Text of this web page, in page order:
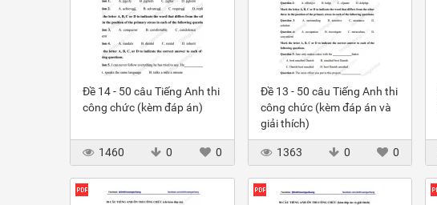
Đề 14 - 50 câu Tiếng Anh thi
công chức (kèm đáp án)
1460 0 0
Đề 13 - 50 câu Tiếng Anh thi
công chức (kèm đáp án và
giải thích)
1363 0 0